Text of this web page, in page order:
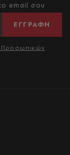
email σου
ΕΓΓΡΑΦΗ
Προσωπικών